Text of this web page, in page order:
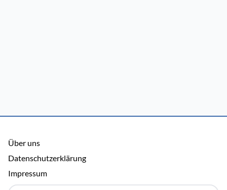
Über uns
Datenschutzerklärung
Impressum